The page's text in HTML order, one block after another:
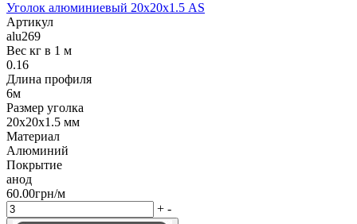
Уголок алюминиевый 20х20х1.5 AS
Артикул
alu269
Вес кг в 1 м
0.16
Длина профиля
6м
Размер уголка
20х20х1.5 мм
Материал
Алюминий
Покрытие
анод
60.00грн/м
+ -